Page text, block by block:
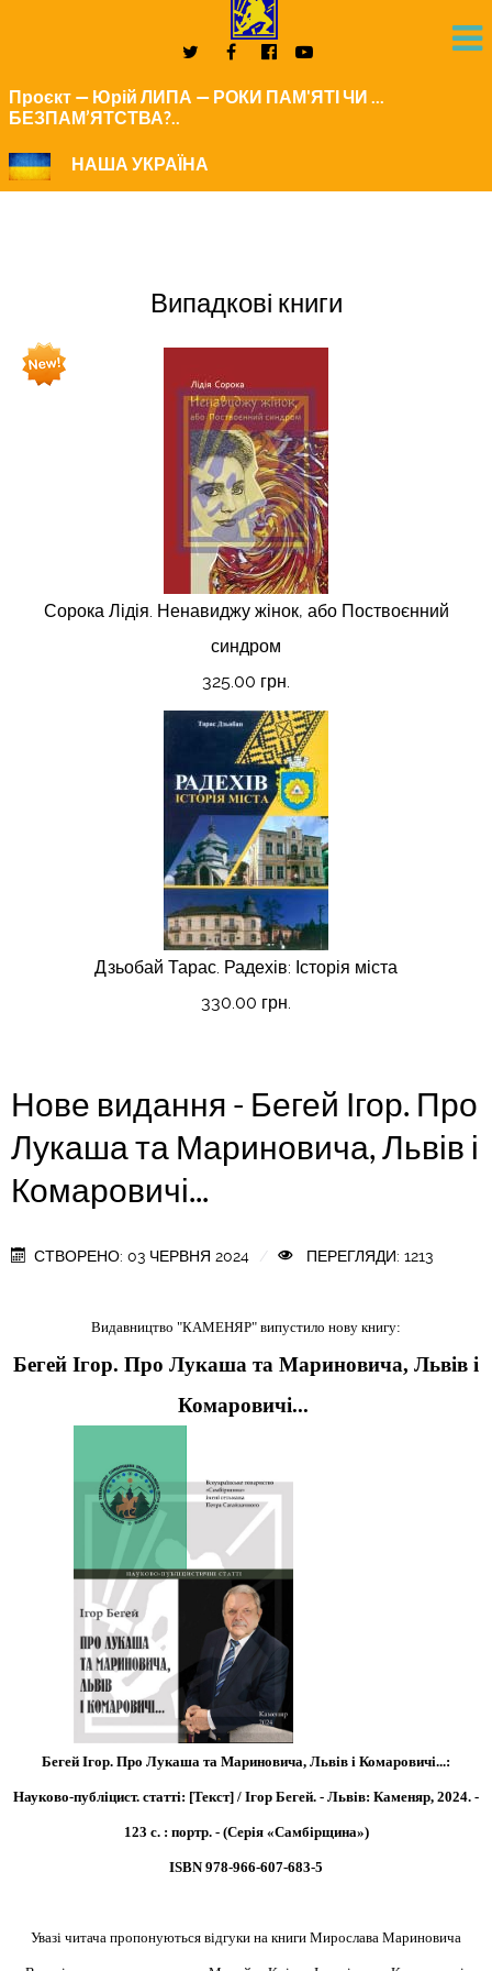
Проєкт — Юрій ЛИПА — РОКИ ПАМ'ЯТІ ЧИ ...
БЕЗПАМ’ЯТСТВА?..
НАША УКРАЇНА
Випадкові книги
Сорока Лідія. Ненавиджу жінок, або Поствоєнний
синдром
325.00 грн.
Дзьобай Тарас. Радехів: Історія міста
330.00 грн.
Нове видання - Бегей Ігор. Про
Лукаша та Мариновича, Львів і
Комаровичі...
СТВОРЕНО: 03 ЧЕРВНЯ 2024 ПЕРЕГЛЯДИ: 1213
Видавництво "КАМЕНЯР" випустило нову книгу:
Бегей Ігор. Про Лукаша та Мариновича, Львів і
Комаровичі...
Бегей Ігор. Про Лукаша та Мариновича, Львів і Комаровичі...:
Науково-публіцист. статті: [Текст] / Ігор Бегей. - Львів: Каменяр, 2024. -
123 с. : портр. - (Серія «Самбірщина»)
ISBN 978-966-607-683-5
Увазі читача пропонуються відгуки на книги Мирослава Мариновича